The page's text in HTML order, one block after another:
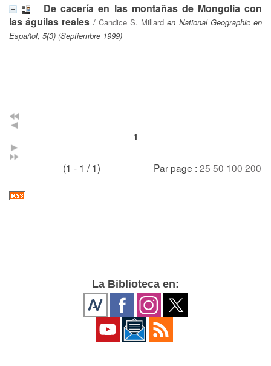
De cacería en las montañas de Mongolia con
las águilas reales / Candice S. Millard en National Geographic en
Español, 5(3) (Septiembre 1999)
1
(1 - 1 / 1) Par page : 25 50 100 200
La Biblioteca en: